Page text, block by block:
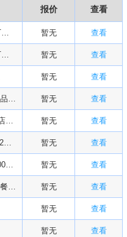
报价 查看
江苏盐城某6000㎡食品厂转让 暂无 查看
江苏东台某6000㎡食品厂转让 暂无 查看
暂无 查看
江苏盐城某冷冻食品肉制品工厂转让 暂无 查看
广州某烘焙厂+11个面制店转让 暂无 查看
从化市某60亩工业用地2.2万平方厂房整体出租 暂无 查看
杭州西湖某50㎡日流水6000+地铁口旁品牌冷饮奶茶店转让 暂无 查看
上海浦江某精装修有照重餐饮可做火锅地锅炒菜店低价转让 暂无 查看
暂无 查看
暂无 查看